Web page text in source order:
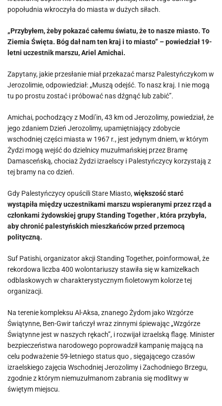
popołudnia wkroczyła do miasta w dużych siłach.
„Przybyłem, żeby pokazać całemu światu, że to nasze miasto. To
Ziemia Święta. Bóg dał nam ten kraj i to miasto” – powiedział 19-
letni uczestnik marszu, Ariel Amichai.
Zapytany, jakie przesłanie miał przekazać marsz Palestyńczykom w
Jerozolimie, odpowiedział: „Muszą odejść. To nasz kraj. I nie mogą
tu po prostu zostać i próbować nas dźgnąć lub zabić”.
Amichai, pochodzący z Modi’in, 43 km od Jerozolimy, powiedział, że
jego zdaniem Dzień Jerozolimy, upamiętniający zdobycie
wschodniej części miasta w 1967 r., jest jedynym dniem, w którym
Żydzi mogą wejść do dzielnicy muzułmańskiej przez Bramę
Damasceńską, chociaż Żydzi izraelscy i Palestyńczycy korzystają z
tej bramy na co dzień.
Gdy Palestyńczycy opuścili Stare Miasto,większość starć
wystąpiła między uczestnikami marszu wspieranymi przez rząd a
członkami żydowskiej grupy Standing Together , która przybyła,
aby chronić palestyńskich mieszkańców przed przemocą
polityczną.
Suf Patishi, organizator akcji Standing Together, poinformował, że
rekordowa liczba 400 wolontariuszy stawiła się w kamizelkach
odblaskowych w charakterystycznym fioletowym kolorze tej
organizacji.
Na terenie kompleksu Al-Aksa, znanego Żydom jako Wzgórze
Świątynne, Ben-Gwir tańczył wraz zinnymi śpiewając „Wzgórze
Świątynne jest w naszych rękach”, i rozwijał izraelską flagę. Minister
bezpieczeństwa narodowego poprowadził kampanię mającą na
celu podważenie 59-letniego status quo , sięgającego czasów
izraelskiego zajęcia Wschodniej Jerozolimy i Zachodniego Brzegu,
zgodnie z którym niemuzułmanom zabrania się modlitwy w
świętym miejscu.